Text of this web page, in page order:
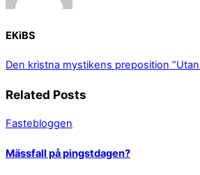
EKiBS
Den kristna mystikens preposition
Related Posts
Fastebloggen
Mässfall på pingstdagen?